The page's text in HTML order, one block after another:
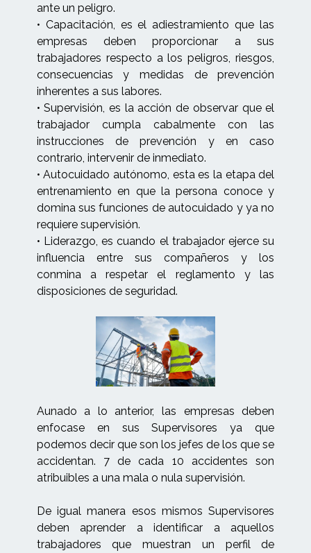
ante un peligro.
• Capacitación, es el adiestramiento que las
empresas deben proporcionar a sus
trabajadores respecto a los peligros, riesgos,
consecuencias y medidas de prevención
inherentes a sus labores.
• Supervisión, es la acción de observar que el
trabajador cumpla cabalmente con las
instrucciones de prevención y en caso
contrario, intervenir de inmediato.
• Autocuidado autónomo, esta es la etapa del
entrenamiento en que la persona conoce y
domina sus funciones de autocuidado y ya no
requiere supervisión.
• Liderazgo, es cuando el trabajador ejerce su
influencia entre sus compañeros y los
conmina a respetar el reglamento y las
disposiciones de seguridad.
Aunado a lo anterior, las empresas deben
enfocase en sus Supervisores ya que
podemos decir que son los jefes de los que se
accidentan. 7 de cada 10 accidentes son
atribuibles a una mala o nula supervisión.
De igual manera esos mismos Supervisores
deben aprender a identificar a aquellos
trabajadores que muestran un perfil de